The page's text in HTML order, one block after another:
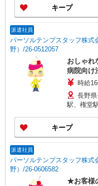
キープ
派遣社員
パーソルテンプスタッフ株
野）/26-0512057
おしゃれ
病院向け
時給
長野県
駅、権堂
OK！
キープ
派遣社員
パーソルテンプスタッフ株
野）/26-0606582
★お客様